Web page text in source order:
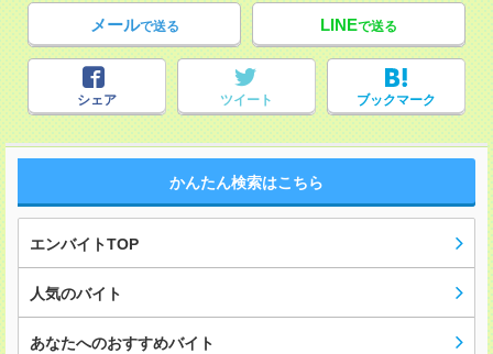
メールで送る LINEで送る
シェア ツイート ブックマーク
かんたん検索はこちら
エンバイトTOP
人気のバイト
あなたへのおすすめバイト